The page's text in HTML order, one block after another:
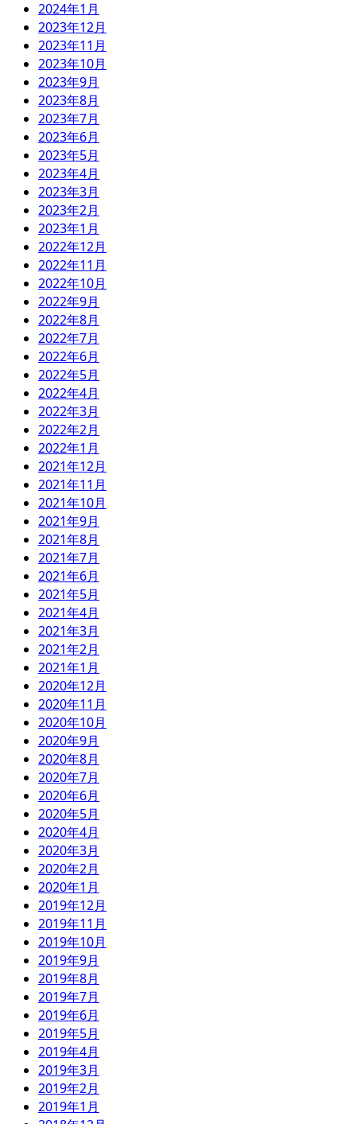
2024年1月
2023年12月
2023年11月
2023年10月
2023年9月
2023年8月
2023年7月
2023年6月
2023年5月
2023年4月
2023年3月
2023年2月
2023年1月
2022年12月
2022年11月
2022年10月
2022年9月
2022年8月
2022年7月
2022年6月
2022年5月
2022年4月
2022年3月
2022年2月
2022年1月
2021年12月
2021年11月
2021年10月
2021年9月
2021年8月
2021年7月
2021年6月
2021年5月
2021年4月
2021年3月
2021年2月
2021年1月
2020年12月
2020年11月
2020年10月
2020年9月
2020年8月
2020年7月
2020年6月
2020年5月
2020年4月
2020年3月
2020年2月
2020年1月
2019年12月
2019年11月
2019年10月
2019年9月
2019年8月
2019年7月
2019年6月
2019年5月
2019年4月
2019年3月
2019年2月
2019年1月